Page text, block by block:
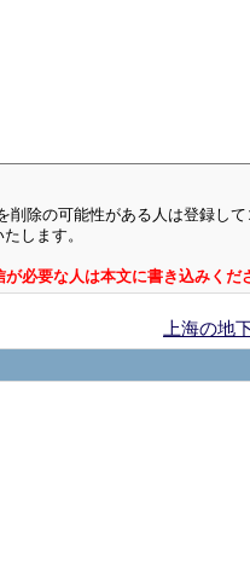
除の可能性がある人は登録して
します。
必要な人は本文に書き込みくだ
上海の地